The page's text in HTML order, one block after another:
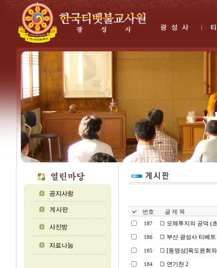
번호 글 제 목
187 오체투지의 공덕 (
186 부산 광성사 티베
185 [동영상]육도윤회
184 연기찬 2